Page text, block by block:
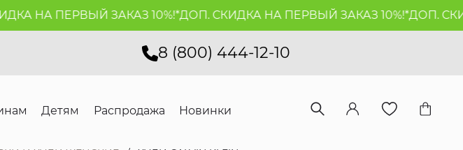
НА ПЕРВЫЙ ЗАКАЗ 10%!*ДОП. СКИДКА НА ПЕРВЫЙ ЗАКАЗ 10%!*ДОП.
8 (800) 444-12-10
Детям Распродажа Новинки